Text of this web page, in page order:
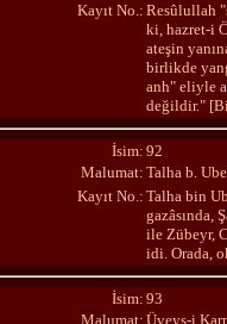
Kayıt No.: Resûlullah
ki, hazret-i
ateşin
birlikde
anh" eliyle
değildir."
İsim: 92
Malumat: Talha b.
Kayıt No.: Talha bin
gazâsında,
ile Zübeyr,
idi. Orada,
İsim: 93
Malumat: Üveys-i